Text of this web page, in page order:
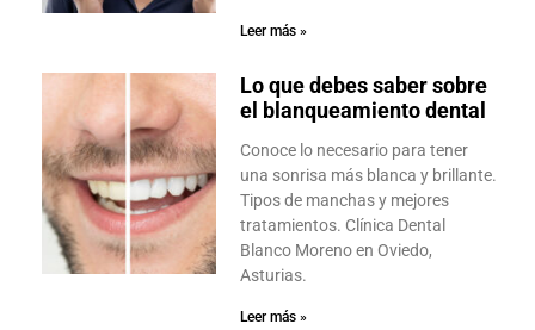
Leer más »
Lo que debes saber sobre
el blanqueamiento dental
Conoce lo necesario para tener
una sonrisa más blanca y brillante.
Tipos de manchas y mejores
tratamientos. Clínica Dental
Blanco Moreno en Oviedo,
Asturias.
Leer más »